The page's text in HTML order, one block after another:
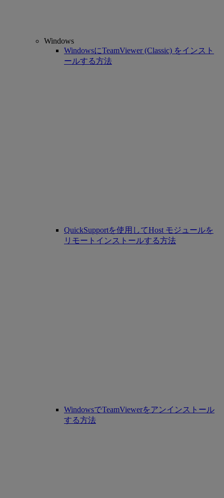
Windows
WindowsにTeamViewer (Classic) をインスト
ールする方法
QuickSupportを使用してHost モジュールを
リモートインストールする方法
WindowsでTeamViewerをアンインストール
する方法